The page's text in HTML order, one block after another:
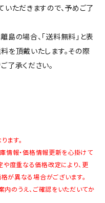
ただきますので、予めご了
の場合、「送料無料」と表
を頂戴いたします。その際
了承ください。
ます。
情報・価格情報更新を心掛けて
度重なる価格改定により、更
が異なる場合がございます。
のうえ、ご確認をいただいてか